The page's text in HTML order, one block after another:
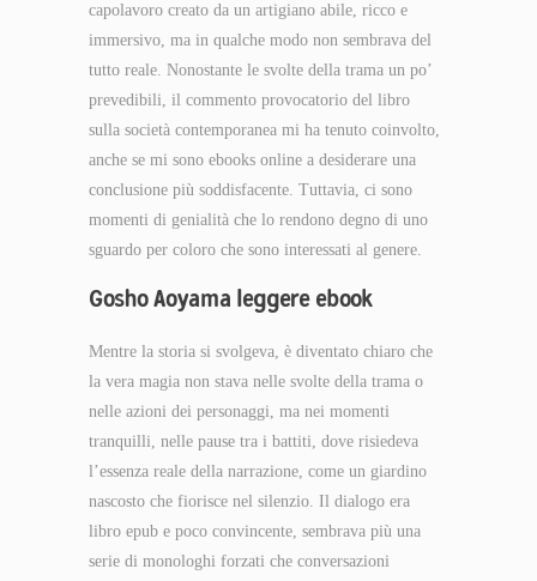
capolavoro creato da un artigiano abile, ricco e
immersivo, ma in qualche modo non sembrava del
tutto reale. Nonostante le svolte della trama un po’
prevedibili, il commento provocatorio del libro
sulla società contemporanea mi ha tenuto coinvolto,
anche se mi sono ebooks online a desiderare una
conclusione più soddisfacente. Tuttavia, ci sono
momenti di genialità che lo rendono degno di uno
sguardo per coloro che sono interessati al genere.
Gosho Aoyama leggere ebook
Mentre la storia si svolgeva, è diventato chiaro che
la vera magia non stava nelle svolte della trama o
nelle azioni dei personaggi, ma nei momenti
tranquilli, nelle pause tra i battiti, dove risiedeva
l’essenza reale della narrazione, come un giardino
nascosto che fiorisce nel silenzio. Il dialogo era
libro epub e poco convincente, sembrava più una
serie di monologhi forzati che conversazioni